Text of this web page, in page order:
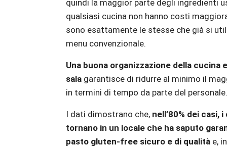
quindi la maggior parte degli ingredienti
qualsiasi cucina non hanno costi
sono esattamente le stesse che già si
menu convenzionale.
Una buona organizzazione della cucina
sala garantisce di ridurre al minimo il
in termini di tempo da parte del personale.
I dati dimostrano che, nell’80% dei casi,
tornano in un locale che ha saputo
pasto gluten-free sicuro e di qualità e,